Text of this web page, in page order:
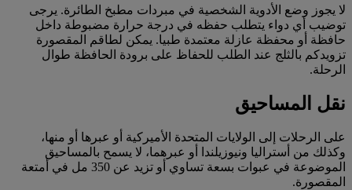
لا يجوز وضع الأدوية الشخصية في مبردات مطبخ الطائرة. يرجى
توضيب أي دواء يتطلب حفظه في درجة حرارة مضبوطة داخل
حافظة أو محفظة عازلة معتمدة طبيا. يمكن لطاقم المقصورة
تزويدكم بالثلج عند الطلب للحفاظ على برودة الحافظة طوال
الرحلة.
نقل المساحيق
على الرحلات إلى الولايات المتحدة الأميركية أو عبرها أو منها،
وكذلك من أستراليا ونيوزيلندا أو عبرهما، لا يسمح بالمساحيق
الموضوعة في عبوات بسعة تساوي أو تزيد عن 350 مل في أمتعة
المقصورة.